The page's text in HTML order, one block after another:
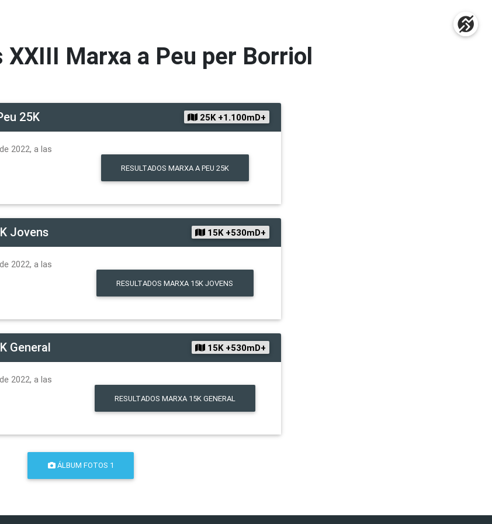
XXIII Marxa a Peu per Borriol
25K 25K +1.100mD+
2022, a las
RESULTADOS MARXA A PEU 25K
Jovens 15K +530mD+
2022, a las
RESULTADOS MARXA 15K JOVENS
General 15K +530mD+
2022, a las
RESULTADOS MARXA 15K GENERAL
ÁLBUM FOTOS 1